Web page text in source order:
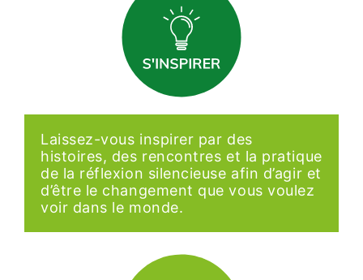
Laissez-vous inspirer par des
histoires, des rencontres et la pratique
de la réflexion silencieuse afin d’agir et
d’être le changement que vous voulez
voir dans le monde.